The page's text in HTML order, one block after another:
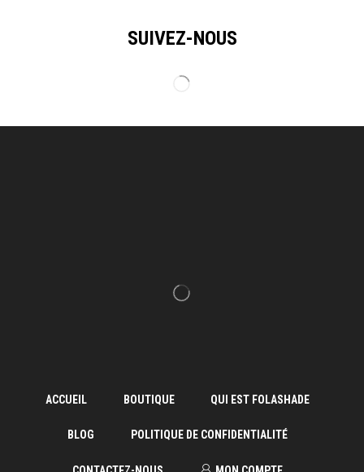
SUIVEZ-NOUS
ACCUEIL BOUTIQUE QUI EST FOLASHADE
BLOG POLITIQUE DE CONFIDENTIALITÉ